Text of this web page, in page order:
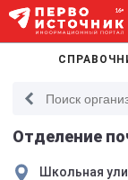
Отделение
Школьная